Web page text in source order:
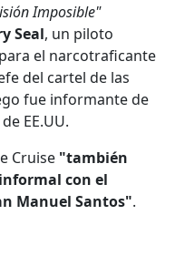
Imposible"
Seal, un piloto
el narcotraficante
del cartel de las
fue informante de
EE.UU.
Cruise "también
con el
Manuel Santos".